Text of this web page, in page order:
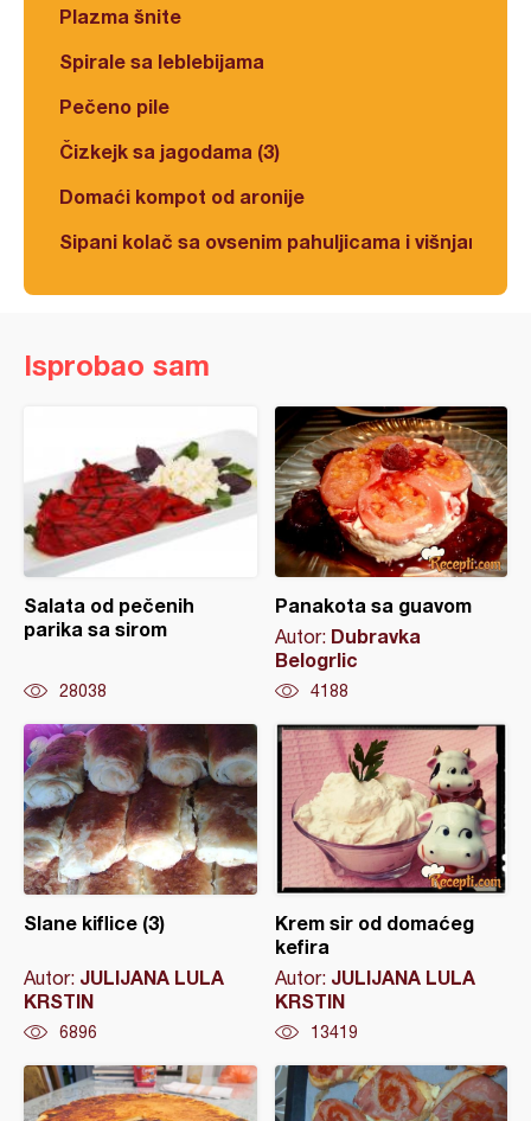
Plazma šnite
Spirale sa leblebijama
Pečeno pile
Čizkejk sa jagodama (3)
Domaći kompot od aronije
Sipani kolač sa ovsenim pahuljicama i višnjama
Isprobao sam
Salata od pečenih
parika sa sirom
28038
Panakota sa guavom
Autor: Dubravka
Belogrlic
4188
Slane kiflice (3)
Autor: JULIJANA LULA
KRSTIN
6896
Krem sir od domaćeg
kefira
Autor: JULIJANA LULA
KRSTIN
13419